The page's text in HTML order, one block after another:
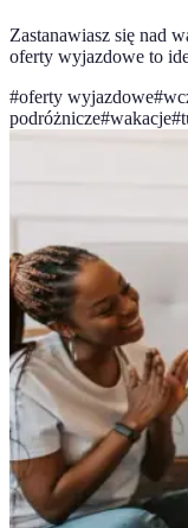
Zastanawiasz się nad
oferty wyjazdowe to
#oferty wyjazdowe#
podróżnicze#wakacje#